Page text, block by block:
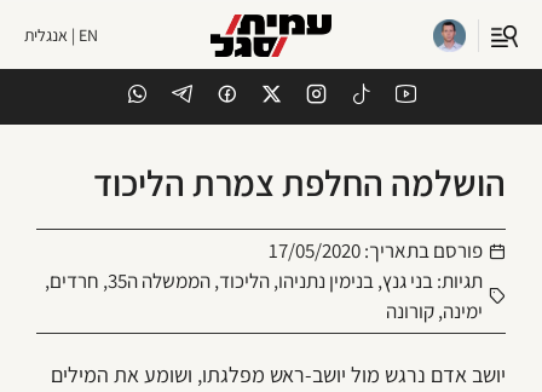
EN | אנגלית
הושלמה החלפת צמרת הליכוד
פורסם בתאריך:17/05/2020
תגיות:בני גנץ,בנימין נתניהו,הליכוד,הממשלה ה35 , חרדים,
ימינה,קורונה
יושב אדם נרגש מול יושב-ראש מפלגתו, ושומע את המילים